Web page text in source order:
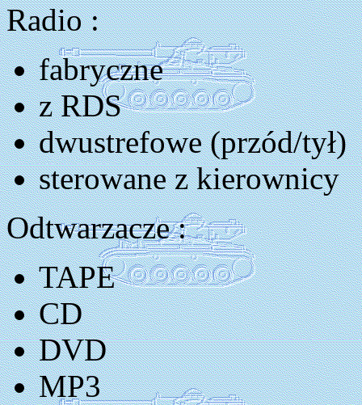
Radio :
fabryczne
z RDS
dwustrefowe (przód/tył)
sterowane z kierownicy
Odtwarzacze :
TAPE
CD
DVD
MP3